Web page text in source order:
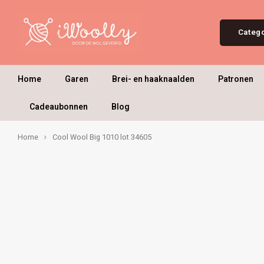
Home Garen Brei- en haaknaalden Patronen
Cadeaubonnen Blog
Home Cool Wool Big 1010 lot 34605